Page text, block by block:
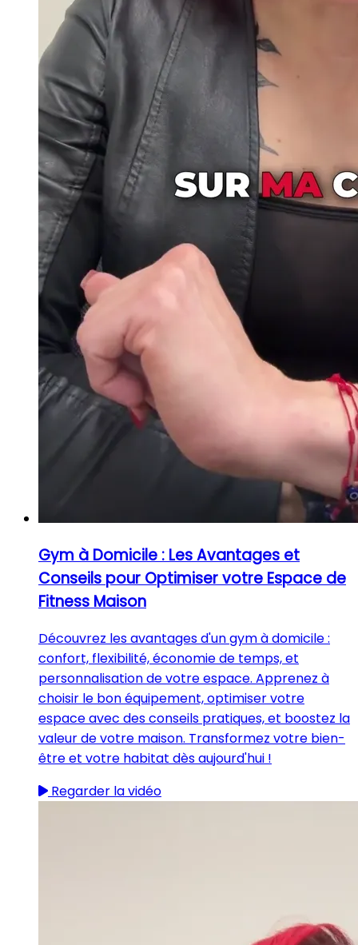
Gym à Domicile : Les Avantages et
Conseils pour Optimiser votre Espace de
Fitness Maison
Découvrez les avantages d'un gym à domicile :
confort, flexibilité, économie de temps, et
personnalisation de votre espace. Apprenez à
choisir le bon équipement, optimiser votre
espace avec des conseils pratiques, et boostez la
valeur de votre maison. Transformez votre bien-
être et votre habitat dès aujourd'hui !
Regarder la vidéo